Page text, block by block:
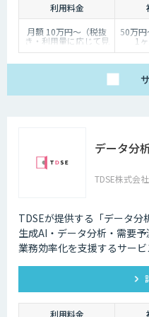
利用料金
月額 10万円〜（税抜
き・利用量に応じて見
積り）
50万
1
データ分
TDSE株式会社
TDSEが提供する「データ分
生成AI・データ分析・需要
業務効率化を支援するサービ
利用料金